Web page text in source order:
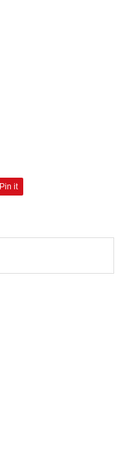
Pin it